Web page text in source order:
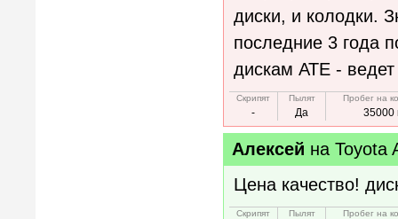
диски, и колодки.
последние 3 года
дискам АТЕ -
Скрипят
-
Пылят
Да
Пробег на
35000
Алексей на Toyota
Цена качество!
Скрипят Пылят Пробег на